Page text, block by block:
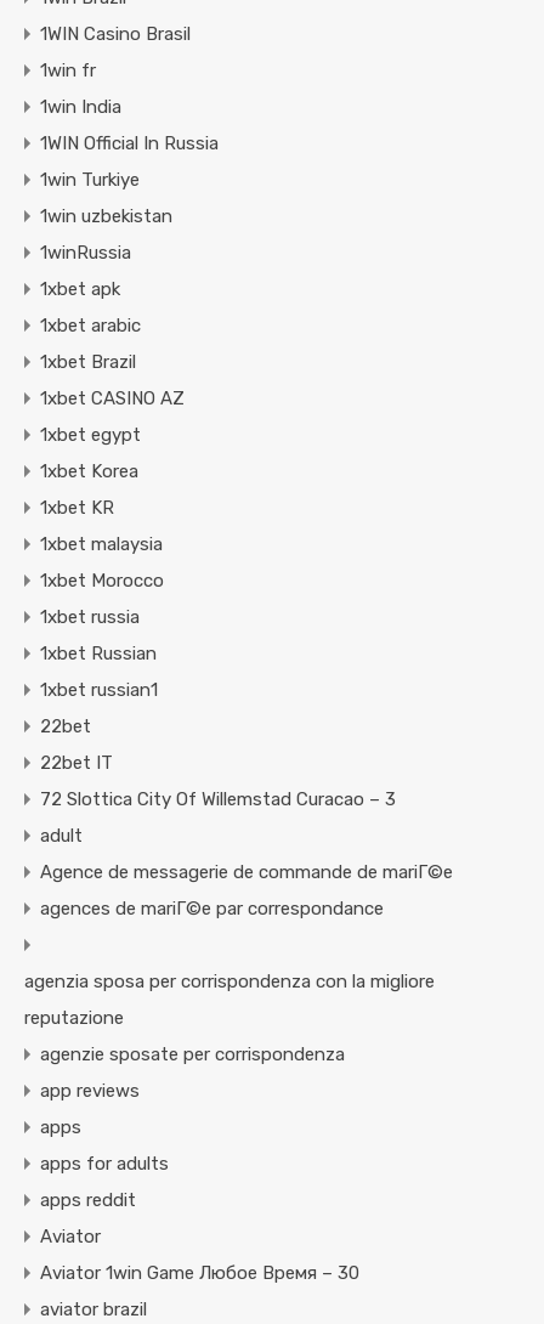
1WIN Casino Brasil
1win fr
1win India
1WIN Official In Russia
1win Turkiye
1win uzbekistan
1winRussia
1xbet apk
1xbet arabic
1xbet Brazil
1xbet CASINO AZ
1xbet egypt
1xbet Korea
1xbet KR
1xbet malaysia
1xbet Morocco
1xbet russia
1xbet Russian
1xbet russian1
22bet
22bet IT
72 Slottica City Of Willemstad Curacao – 3
adult
Agence de messagerie de commande de mariГ©e
agences de mariГ©e par correspondance
agenzia sposa per corrispondenza con la migliore
reputazione
agenzie sposate per corrispondenza
app reviews
apps
apps for adults
apps reddit
Aviator
Aviator 1win Game Любое Время – 30
aviator brazil